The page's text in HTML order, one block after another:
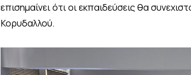
επισημαίνει ότι οι εκπαιδεύσεις θα
Κορυδαλλού.